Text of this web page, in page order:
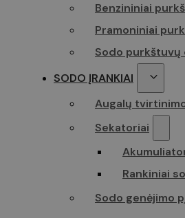
Benzininiai
Pramoniniai
Sodo purkštuvų
SODO ĮRANKIAI
Augalų
Sekatoriai
Rankiniai
Sodo genėjimo